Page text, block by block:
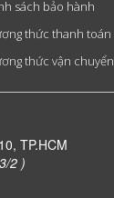
sách bảo hành
thức thanh toán
thức vận chuyển
TP.HCM
2 )